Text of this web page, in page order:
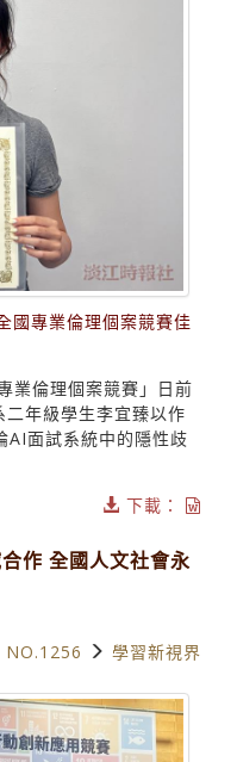
國專業倫理個案競賽佳
業倫理個案競賽」日前
年級學生李宜臻以作
面試系統中的隱性歧
下載：
作 全國人文社會永
NO.1256 學習新視界